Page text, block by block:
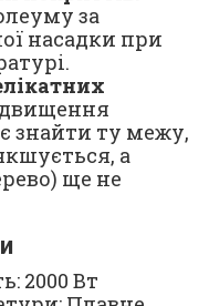
за
насадки при
знайти ту межу,
а
ще не
2000 Вт